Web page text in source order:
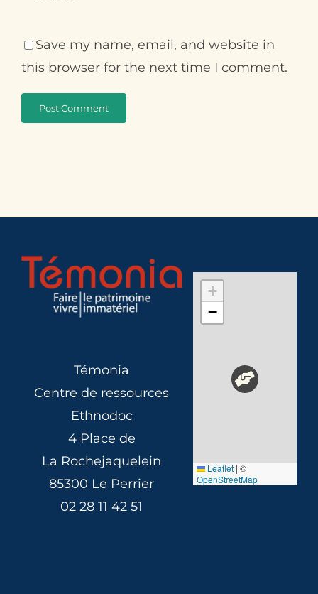
Save my name, email, and website in
this browser for the next time I comment.
Témonia
Centre de ressources
Ethnodoc
4 Place de
La Rochejaquelein
85300 Le Perrier
02 28 11 42 51
+
−
Leaflet | ©
OpenStreetMap